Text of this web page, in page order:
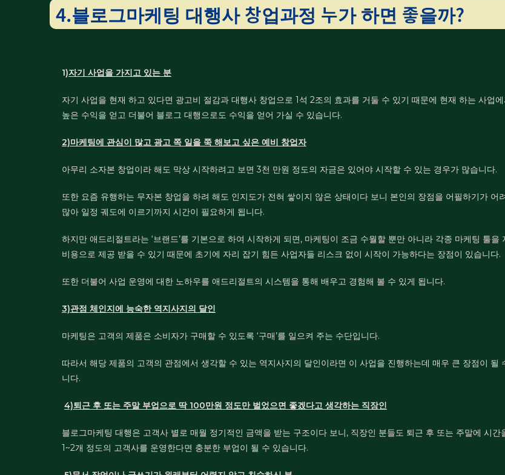
4.블로그마케팅 대행사 창업과정 누가 하면 좋을까?
1)자기 사업을 가지고 있는 분
자기 사업을 현재 하고 있다면 광고비 절감과 대행사 창업으로 1석 2조의 효과를 거둘 수 있기 때문에 현재 하는 사업
높은 수익을 얻고 더불어 블로그 대행으로도 수익을 얻어 가실 수 있습니다.
2)마케팅에 관심이 많고 광고 쪽 일을 쭉 해보고 싶은 예비 창업자
아무리 소자본 창업이라 해도 막상 시작하려고 보면 3천 만원 정도의 자금은 있어야 시작할 수 있는 경우가 많습니다.
또한 요즘 유행하는 무자본 창업을 하려 해도 인지도가 전혀 쌓이지 않은 상태이다 보니 본인의 장점을 어필하기가 어
많아 일정 궤도에 이르기까지 시간이 필요하게 됩니다.
하지만 애드리절트라는 ‘브랜드’를 기본으로 하여 시작하게 되면, 마케팅이 조금 수월할 뿐만 아니라 각종 마케팅 툴을
비용으로 제공 받을 수 있기 때문에 초기에 자리 잡기 힘든 사업자들 리스크 없이 시작이 가능하다는 장점이 있습니다.
또한 더불어 사업 운영에 대한 노하우를 애드리절트의 시스템을 통해 배우고 경험해 볼 수 있게 됩니다.
3)관점 체인지에 능숙한 역지사지의 달인
마케팅은 고객의 제품은 소비자가 구매할 수 있도록 ‘구매’를 일으켜 주는 수단입니다.
따라서 해당 제품의 고객의 관점에서 생각할 수 있는 역지사지의 달인이라면 이 사업을 진행하는데 매우 큰 장점이 될
니다.
4)퇴근 후 또는 주말 부업으로 딱 100만원 정도만 벌었으면 좋겠다고 생각하는 직장인
블로그마케팅 대행은 고객사 별로 매월 정기적인 금액을 받는 구조이다 보니, 직장인 분들도 퇴근 후 또는 주말에 시간
1~2개 정도의 고객사를 운영한다면 충분한 부업이 될 수 있습니다.